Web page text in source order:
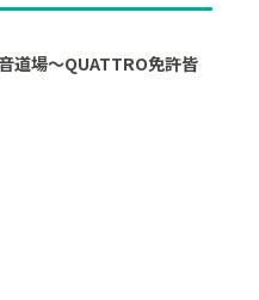
場〜QUATTRO免許皆